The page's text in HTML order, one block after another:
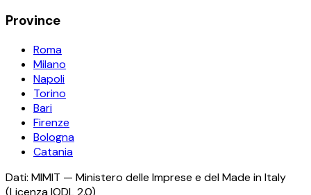
Province
Roma
Milano
Napoli
Torino
Bari
Firenze
Bologna
Catania
Dati: MIMIT — Ministero delle Imprese e del Made in Italy
(Licenza IODL 2.0)